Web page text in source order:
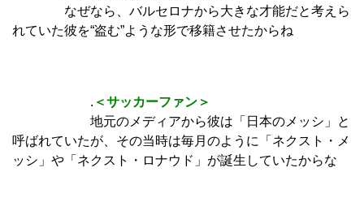
なぜなら、バルセロナから大きな才能だと考えら
れていた彼を“盗む”ような形で移籍させたからね
. ＜サッカーファン＞
地元のメディアから彼は「日本のメッシ」と
呼ばれていたが、その当時は毎月のように「ネクスト・メ
ッシ」や「ネクスト・ロナウド」が誕生していたからな